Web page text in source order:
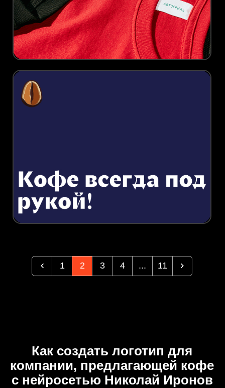
1 2 3 4 ... 11
Как создать логотип для
компании, предлагающей кофе
с нейросетью Николай Иронов